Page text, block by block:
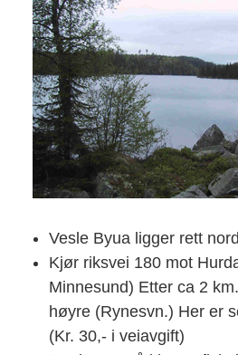
Vesle Byua ligger rett
Kjør riksvei 180 mot
Minnesund) Etter ca 2
høyre (Rynesvn.) Her er
(Kr. 30,- i veiavgift)